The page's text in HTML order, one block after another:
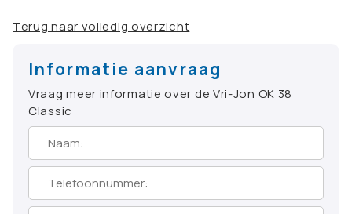
Terug naar volledig overzicht
Informatie aanvraag
Vraag meer informatie over de Vri-Jon OK 38
Classic